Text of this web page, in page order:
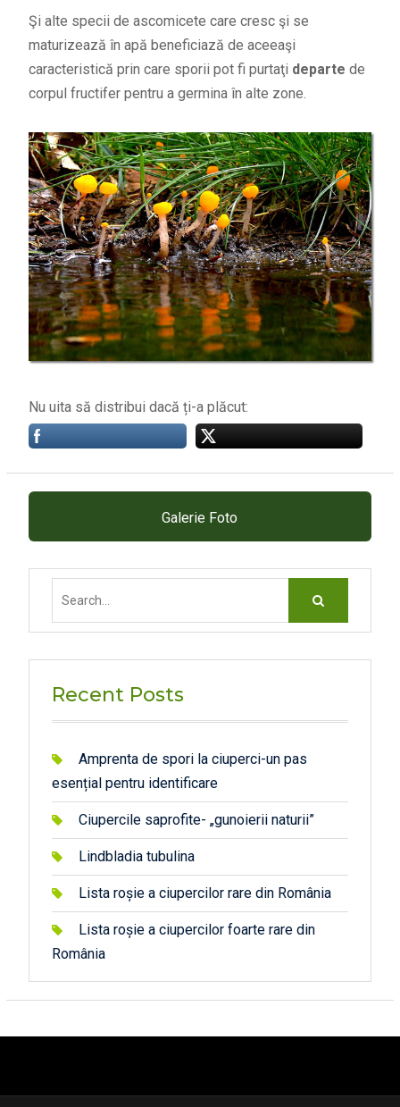
Şi alte specii de ascomicete care cresc şi se
maturizează în apă beneficiază de aceeaşi
caracteristică prin care sporii pot fi purtaţi departe de
corpul fructifer pentru a germina în alte zone.
Nu uita să distribui dacă ți-a plăcut:
Galerie Foto
Recent Posts
Amprenta de spori la ciuperci-un pas
esențial pentru identificare
Ciupercile saprofite- „gunoierii naturii”
Lindbladia tubulina
Lista roșie a ciupercilor rare din România
Lista roșie a ciupercilor foarte rare din
România